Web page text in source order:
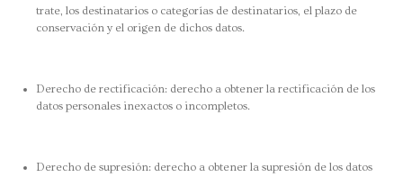
trate, los destinatarios o categorías de destinatarios, el plazo de
conservación y el origen de dichos datos.
Derecho de rectificación: derecho a obtener la rectificación de los
datos personales inexactos o incompletos.
Derecho de supresión: derecho a obtener la supresión de los datos